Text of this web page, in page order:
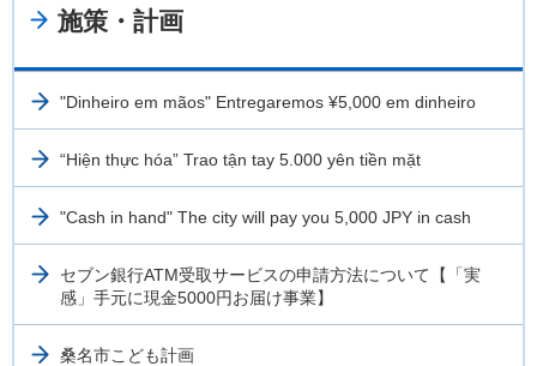
施策・計画
"Dinheiro em mãos" Entregaremos ¥5,000 em dinheiro
“Hiện thực hóa” Trao tận tay 5.000 yên tiền mặt
"Cash in hand" The city will pay you 5,000 JPY in cash
セブン銀行ATM受取サービスの申請方法について【「実
感」手元に現金5000円お届け事業】
桑名市こども計画